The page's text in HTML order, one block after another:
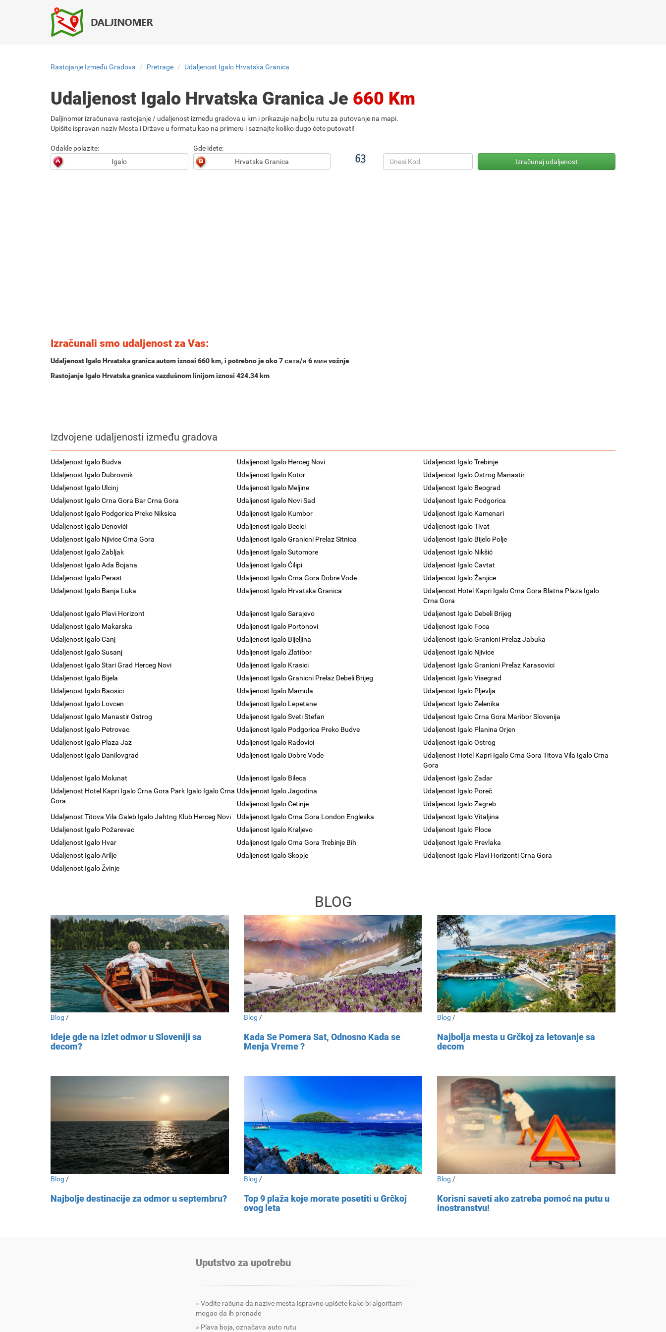
Rastojanje Između Gradova Pretrage Udaljenost Igalo Hrvatska Granica
Udaljenost Igalo Hrvatska Granica Je 660 Km
Daljinomer izračunava rastojanje / udaljenost između gradova u km i prikazuje najbolju rutu za putovanje na mapi.
Upišite ispravan naziv Mesta i Države u formatu kao na primeru i saznajte koliko dugo ćete putovati!
Odakle polazite: Gde idete:
Izračunali smo udaljenost za Vas:
Udaljenost Igalo Hrvatska granica autom iznosi 660 km, i potrebno je oko7 сата/и 6 минvožnje
Rastojanje Igalo Hrvatska granica vazdušnom linijom iznosi 424.34 km
Izdvojene udaljenosti između gradova
Udaljenost Igalo Budva Udaljenost Igalo Herceg Novi
Udaljenost Igalo Trebinje
Udaljenost Igalo Dubrovnik
Udaljenost Igalo Kotor
Udaljenost Igalo Ostrog Manastir
Udaljenost Igalo Ulcinj
Udaljenost Igalo Meljine
Udaljenost Igalo Beograd
Udaljenost Igalo Crna Gora Bar Crna Gora
Udaljenost Igalo Novi Sad
Udaljenost Igalo Podgorica
Udaljenost Igalo Podgorica Preko Niksica
Udaljenost Igalo Kumbor
Udaljenost Igalo Kamenari
Udaljenost Igalo Đenovići
Udaljenost Igalo Becici
Udaljenost Igalo Tivat
Udaljenost Igalo Njivice Crna Gora
Udaljenost Igalo Granicni Prelaz Sitnica
Udaljenost Igalo Bijelo Polje
Udaljenost Igalo Zabljak
Udaljenost Igalo Sutomore
Udaljenost Igalo Nikšić
Udaljenost Igalo Ada Bojana
Udaljenost Igalo Ćilipi
Udaljenost Igalo Cavtat
Udaljenost Igalo Perast
Udaljenost Igalo Crna Gora Dobre Vode
Udaljenost Igalo Žanjice
Udaljenost Igalo Banja Luka
Udaljenost Igalo Hrvatska Granica
Udaljenost Hotel Kapri Igalo Crna Gora Blatna Plaza Igalo
Crna Gora
Udaljenost Igalo Plavi Horizont
Udaljenost Igalo Sarajevo
Udaljenost Igalo Debeli Brijeg
Udaljenost Igalo Makarska
Udaljenost Igalo Portonovi
Udaljenost Igalo Foca
Udaljenost Igalo Canj
Udaljenost Igalo Bijeljina
Udaljenost Igalo Granicni Prelaz Jabuka
Udaljenost Igalo Susanj
Udaljenost Igalo Zlatibor
Udaljenost Igalo Njivice
Udaljenost Igalo Stari Grad Herceg Novi
Udaljenost Igalo Krasici
Udaljenost Igalo Granicni Prelaz Karasovici
Udaljenost Igalo Bijela
Udaljenost Igalo Granicni Prelaz Debeli Brijeg
Udaljenost Igalo Visegrad
Udaljenost Igalo Baosici
Udaljenost Igalo Mamula
Udaljenost Igalo Pljevlja
Udaljenost Igalo Lovcen
Udaljenost Igalo Lepetane
Udaljenost Igalo Zelenika
Udaljenost Igalo Manastir Ostrog
Udaljenost Igalo Sveti Stefan
Udaljenost Igalo Crna Gora Maribor Slovenija
Udaljenost Igalo Petrovac
Udaljenost Igalo Podgorica Preko Budve
Udaljenost Igalo Planina Orjen
Udaljenost Igalo Plaza Jaz
Udaljenost Igalo Radovici
Udaljenost Igalo Ostrog
Udaljenost Igalo Danilovgrad
Udaljenost Igalo Dobre Vode
Udaljenost Hotel Kapri Igalo Crna Gora Titova Vila Igalo Crna
Gora
Udaljenost Igalo Molunat
Udaljenost Igalo Bileca
Udaljenost Igalo Zadar
Udaljenost Hotel Kapri Igalo Crna Gora Park Igalo Igalo Crna
Gora
Udaljenost Igalo Jagodina
Udaljenost Igalo Poreč
Udaljenost Igalo Cetinje
Udaljenost Igalo Zagreb
Udaljenost Titova Vila Galeb Igalo Jahtng Klub Herceg Novi
Udaljenost Igalo Crna Gora London Engleska
Udaljenost Igalo Vitaljina
Udaljenost Igalo Požarevac
Udaljenost Igalo Kraljevo
Udaljenost Igalo Ploce
Udaljenost Igalo Hvar
Udaljenost Igalo Crna Gora Trebinje Bih
Udaljenost Igalo Prevlaka
Udaljenost Igalo Arilje
Udaljenost Igalo Skopje
Udaljenost Igalo Plavi Horizonti Crna Gora
Udaljenost Igalo Žvinje
BLOG
Blog /
Ideje gde na izlet odmor u Sloveniji sa
decom?
Blog /
Kada Se Pomera Sat, Odnosno Kada se
Menja Vreme ?
Blog /
Najbolja mesta u Grčkoj za letovanje sa
decom
Blog /
Najbolje destinacije za odmor u septembru?
Blog /
Top 9 plaža koje morate posetiti u Grčkoj
ovog leta
Blog /
Korisni saveti ako zatreba pomoć na putu u
inostranstvu!
Uputstvo za upotrebu
Vodite računa da nazive mesta ispravno upišete kako bi algoritam
mogao da ih pronađe
Plava boja, označava auto rutu